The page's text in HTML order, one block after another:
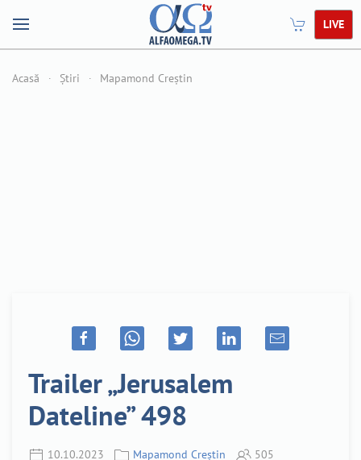
LIVE
Acasă Știri Mapamond Creștin
Trailer „Jerusalem
Dateline” 498
10.10.2023 Mapamond Creștin 505